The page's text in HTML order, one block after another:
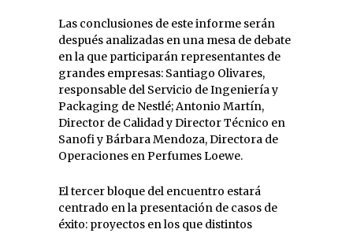
Las conclusiones de este informe serán
después analizadas en una mesa de debate
en la que participarán representantes de
grandes empresas: Santiago Olivares,
responsable del Servicio de Ingeniería y
Packaging de Nestlé; Antonio Martín,
Director de Calidad y Director Técnico en
Sanofi y Bárbara Mendoza, Directora de
Operaciones en Perfumes Loewe.
El tercer bloque del encuentro estará
centrado en la presentación de casos de
éxito: proyectos en los que distintos